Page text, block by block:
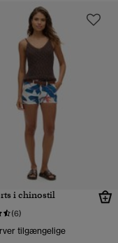
i chinostil
(6)
tilgængelige